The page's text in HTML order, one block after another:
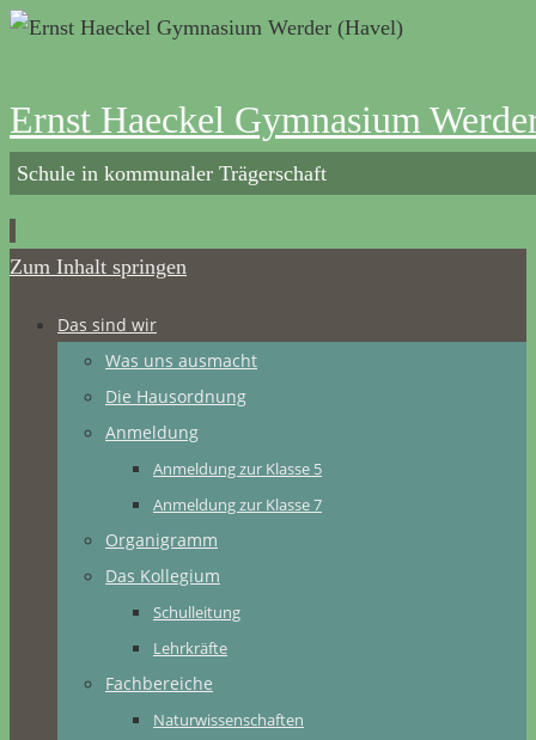
Ernst Haeckel Gymnasium
Schule in kommunaler Trägerschaft
Zum Inhalt springen
Das sind wir
Was uns ausmacht
Die Hausordnung
Anmeldung
Anmeldung zur Klasse 5
Anmeldung zur Klasse 7
Organigramm
Das Kollegium
Schulleitung
Lehrkräfte
Fachbereiche
Naturwissenschaften